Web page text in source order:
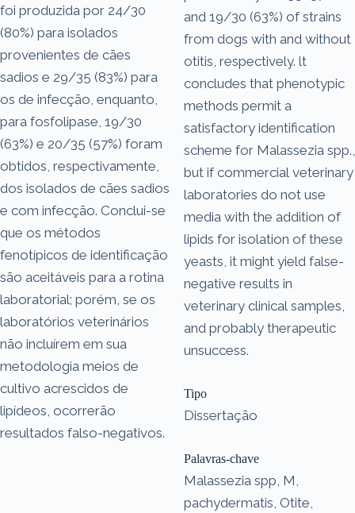
foi produzida por 24/30
(80%) para isolados
provenientes de cães
sadios e 29/35 (83%) para
os de infecção, enquanto,
para fosfolipase, 19/30
(63%) e 20/35 (57%) foram
obtidos, respectivamente,
dos isolados de cães sadios
e com infecção. Conclui-se
que os métodos
fenotípicos de identificação
são aceitáveis para a rotina
laboratorial; porém, se os
laboratórios veterinários
não incluírem em sua
metodologia meios de
cultivo acrescidos de
lipídeos, ocorrerão
resultados falso-negativos.
and 19/30 (63%) of strains
from dogs with and without
otitis, respectively. lt
concludes that phenotypic
methods permit a
satisfactory identification
scheme for Malassezia spp.,
but if commercial veterinary
laboratories do not use
media with the addition of
lipids for isolation of these
yeasts, it might yield false-
negative results in
veterinary clinical samples,
and probably therapeutic
unsuccess.
Tipo
Dissertação
Palavras-chave
Malassezia spp, M,
pachydermatis, Otite,